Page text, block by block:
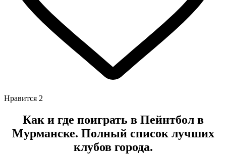
Нравится 2
Как и где поиграть в Пейнтбол в
Мурманске. Полный список лучших
клубов города.